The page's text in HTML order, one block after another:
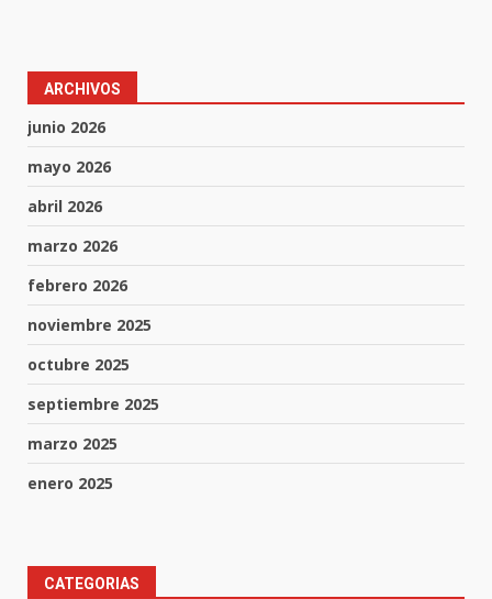
ARCHIVOS
junio 2026
mayo 2026
abril 2026
marzo 2026
febrero 2026
noviembre 2025
octubre 2025
septiembre 2025
marzo 2025
enero 2025
CATEGORIAS